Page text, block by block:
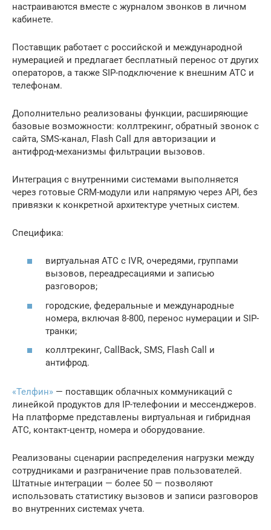
настраиваются вместе с журналом звонков в личном
кабинете.
Поставщик работает с российской и международной
нумерацией и предлагает бесплатный перенос от других
операторов, а также SIP-подключение к внешним АТС и
телефонам.
Дополнительно реализованы функции, расширяющие
базовые возможности: коллтрекинг, обратный звонок с
сайта, SMS-канал, Flash Call для авторизации и
антифрод-механизмы фильтрации вызовов.
Интеграция с внутренними системами выполняется
через готовые CRM-модули или напрямую через API, без
привязки к конкретной архитектуре учетных систем.
Специфика:
виртуальная АТС с IVR, очередями, группами
вызовов, переадресациями и записью
разговоров;
городские, федеральные и международные
номера, включая 8-800, перенос нумерации и SIP-
транки;
коллтрекинг, CallBack, SMS, Flash Call и
антифрод.
«Телфин» — поставщик облачных коммуникаций с
линейкой продуктов для IP-телефонии и мессенджеров.
На платформе представлены виртуальная и гибридная
АТС, контакт-центр, номера и оборудование.
Реализованы сценарии распределения нагрузки между
сотрудниками и разграничение прав пользователей.
Штатные интеграции — более 50 — позволяют
использовать статистику вызовов и записи разговоров
во внутренних системах учета.